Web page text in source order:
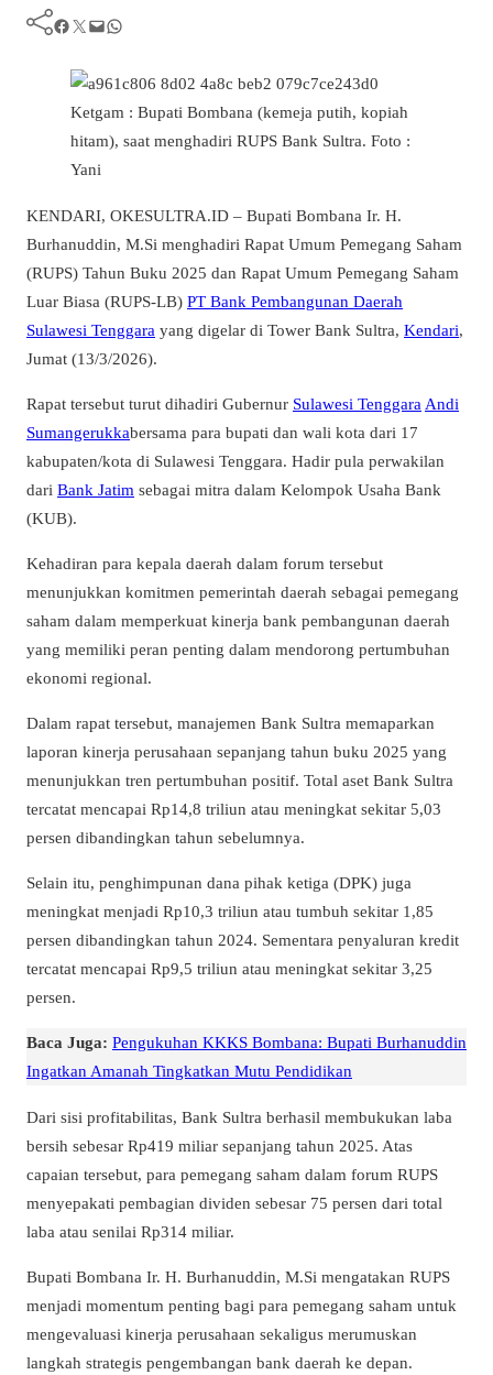
Facebook Twitter Mail WhatsApp
Ketgam : Bupati Bombana (kemeja putih, kopiah
hitam), saat menghadiri RUPS Bank Sultra. Foto :
Yani
KENDARI, OKESULTRA.ID – Bupati Bombana Ir. H.
Burhanuddin, M.Si menghadiri Rapat Umum Pemegang Saham
(RUPS) Tahun Buku 2025 dan Rapat Umum Pemegang Saham
Luar Biasa (RUPS-LB) PT Bank Pembangunan Daerah
Sulawesi Tenggara yang digelar di Tower Bank Sultra, Kendari,
Jumat (13/3/2026).
Rapat tersebut turut dihadiri Gubernur Sulawesi Tenggara Andi
Sumangerukkabersama para bupati dan wali kota dari 17
kabupaten/kota di Sulawesi Tenggara. Hadir pula perwakilan
dari Bank Jatim sebagai mitra dalam Kelompok Usaha Bank
(KUB).
Kehadiran para kepala daerah dalam forum tersebut
menunjukkan komitmen pemerintah daerah sebagai pemegang
saham dalam memperkuat kinerja bank pembangunan daerah
yang memiliki peran penting dalam mendorong pertumbuhan
ekonomi regional.
Dalam rapat tersebut, manajemen Bank Sultra memaparkan
laporan kinerja perusahaan sepanjang tahun buku 2025 yang
menunjukkan tren pertumbuhan positif. Total aset Bank Sultra
tercatat mencapai Rp14,8 triliun atau meningkat sekitar 5,03
persen dibandingkan tahun sebelumnya.
Selain itu, penghimpunan dana pihak ketiga (DPK) juga
meningkat menjadi Rp10,3 triliun atau tumbuh sekitar 1,85
persen dibandingkan tahun 2024. Sementara penyaluran kredit
tercatat mencapai Rp9,5 triliun atau meningkat sekitar 3,25
persen.
Baca Juga: Pengukuhan KKKS Bombana: Bupati Burhanuddin
Ingatkan Amanah Tingkatkan Mutu Pendidikan
Dari sisi profitabilitas, Bank Sultra berhasil membukukan laba
bersih sebesar Rp419 miliar sepanjang tahun 2025. Atas
capaian tersebut, para pemegang saham dalam forum RUPS
menyepakati pembagian dividen sebesar 75 persen dari total
laba atau senilai Rp314 miliar.
Bupati Bombana Ir. H. Burhanuddin, M.Si mengatakan RUPS
menjadi momentum penting bagi para pemegang saham untuk
mengevaluasi kinerja perusahaan sekaligus merumuskan
langkah strategis pengembangan bank daerah ke depan.